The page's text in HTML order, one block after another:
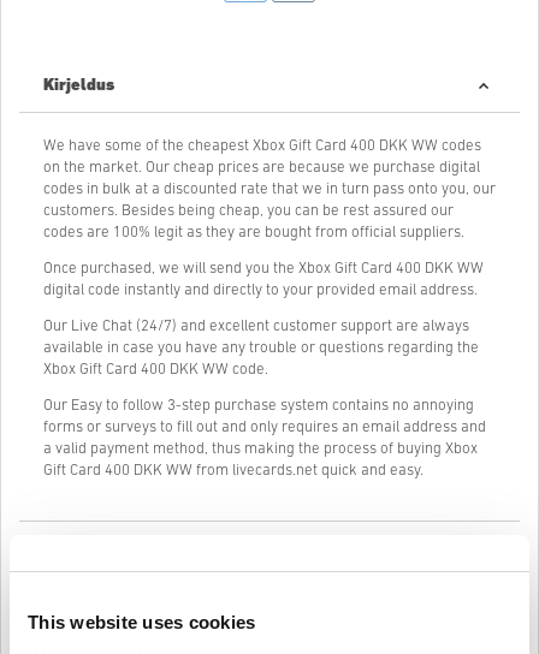
This website uses cookies
Kirjeldus
We have some of the cheapest Xbox Gift Card 400 DKK WW codes
on the market. Our cheap prices are because we purchase digital
codes in bulk at a discounted rate that we in turn pass onto you, our
customers. Besides being cheap, you can be rest assured our
codes are 100% legit as they are bought from official suppliers.
Once purchased, we will send you the Xbox Gift Card 400 DKK WW
digital code instantly and directly to your provided email address.
Our Live Chat (24/7) and excellent customer support are always
available in case you have any trouble or questions regarding the
Xbox Gift Card 400 DKK WW code.
Our Easy to follow 3-step purchase system contains no annoying
forms or surveys to fill out and only requires an email address and
a valid payment method, thus making the process of buying Xbox
Gift Card 400 DKK WW from livecards.net quick and easy.